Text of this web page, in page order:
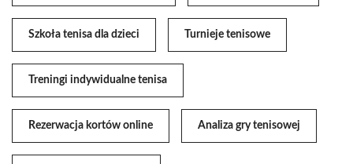
Szkoła tenisa dla dzieci Turnieje tenisowe
Treningi indywidualne tenisa
Rezerwacja kortów online Analiza gry tenisowej